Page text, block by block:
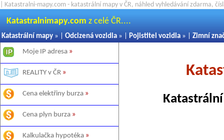
| Katastralni-mapy.com - katastrální mapy v ČR, náhled vyhledávání zdarma,
Katastralnimapy.com z celé ČR....
Katastrální mapy » | Odcizená vozidla » | Pojistitel vozidla » | Zimní
Moje IP adresa »
REALITY v ČR »
Cena elektřiny burza »
Cena plyn burza »
Kalkulačka hypotéka »